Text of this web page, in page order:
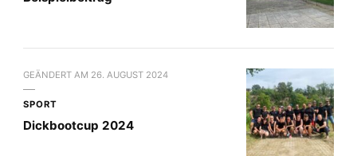
GEÄNDERT AM 26. AUGUST 2024
SPORT
Dickbootcup 2024